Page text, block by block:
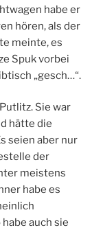
habe er
hören, als der
meinte, es
Spuk vorbei
„gesch…“.
Sie war
hätte die
seien aber nur
der
meistens
habe es
auch sie